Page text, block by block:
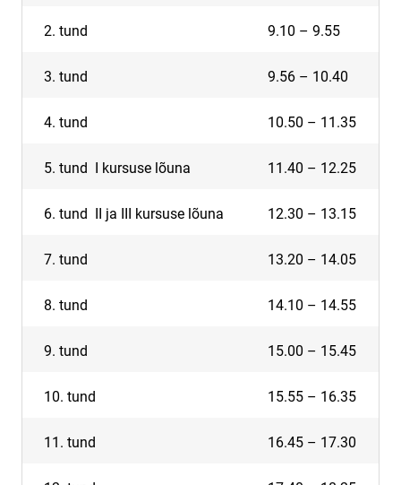
2. tund 9.10 – 9.55
3. tund 9.56 – 10.40
4. tund 10.50 – 11.35
5. tund I kursuse lõuna 11.40 – 12.25
6. tund II ja III kursuse lõuna 12.30 – 13.15
7. tund 13.20 – 14.05
8. tund 14.10 – 14.55
9. tund 15.00 – 15.45
10. tund 15.55 – 16.35
11. tund 16.45 – 17.30